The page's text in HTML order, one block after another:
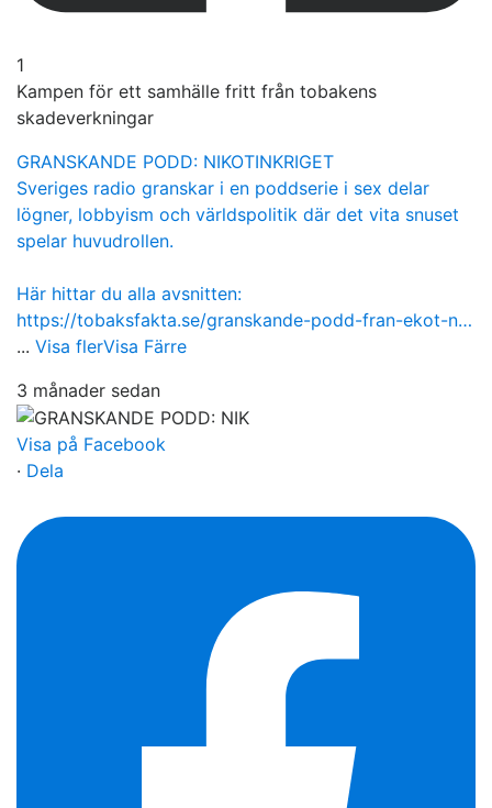
1
Kampen för ett samhälle fritt från tobakens
skadeverkningar
GRANSKANDE PODD: NIKOTINKRIGET
Sveriges radio granskar i en poddserie i sex delar
lögner, lobbyism och världspolitik där det vita snuset
spelar huvudrollen.
Här hittar du alla avsnitten:
https://tobaksfakta.se/granskande-podd-fran-ekot-n…
... Visa flerVisa Färre
3 månader sedan
Visa på Facebook
· Dela